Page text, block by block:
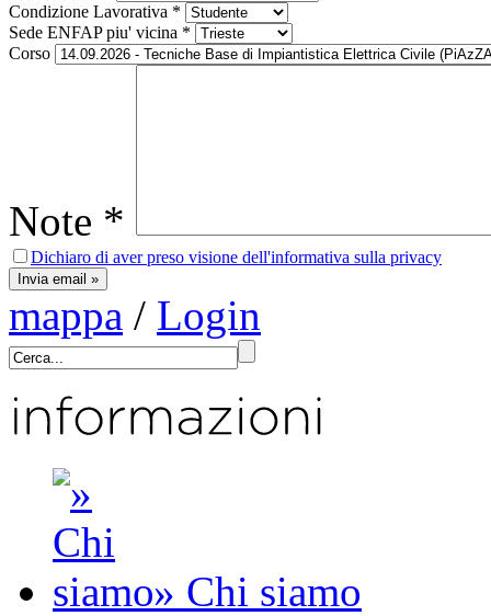
Condizione Lavorativa *
Sede ENFAP piu' vicina *
Corso
Note *
Dichiaro di aver preso visione dell'informativa sulla privacy
mappa / Login
» Chi siamo